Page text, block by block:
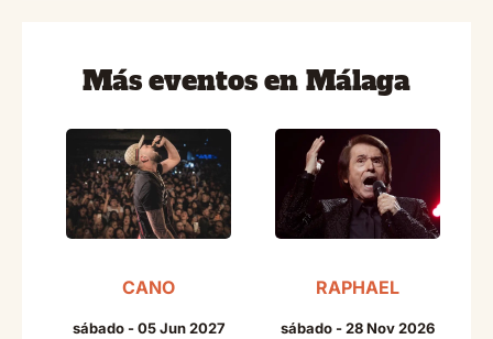
Más eventos en Málaga
CANO
sábado - 05 Jun 2027
RAPHAEL
sábado - 28 Nov 2026